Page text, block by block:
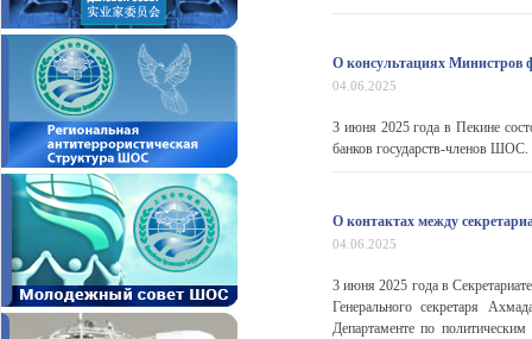
О консультациях Министров
04.06.2025
3 июня 2025 года в Пекине
банков государств-членов ШОС.
О контактах между
04.06.2025
3 июня 2025 года в
Генерального секретаря
Департаменте по